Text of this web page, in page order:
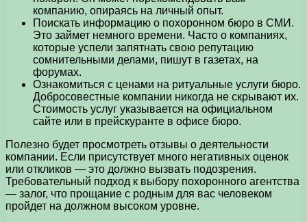
компанию, опираясь на личный опыт.
Поискать информацию о похоронном бюро в СМИ.
Это займет немного времени. Часто о компаниях,
которые успели запятнать свою репутацию
сомнительными делами, пишут в газетах, на
форумах.
Ознакомиться с ценами на ритуальные услуги бюро.
Добросовестные компании никогда не скрывают их.
Стоимость услуг указывается на официальном
сайте или в прейскуранте в офисе бюро.
Полезно будет просмотреть отзывы о деятельности
компании. Если присутствует много негативных оценок
или откликов — это должно вызвать подозрения.
Требовательный подход к выбору похоронного агентства
— залог, что прощание с родным для вас человеком
пройдет на должном высоком уровне.